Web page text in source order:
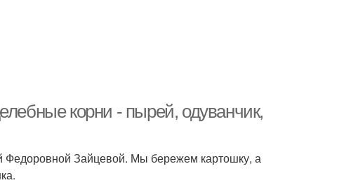
корни - пырей, одуванчик,
Федоровной Зайцевой. Мы бережем картошку, а